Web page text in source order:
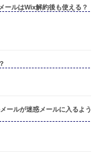
ルはWix解約後も使える？
ルが迷惑メールに入るように